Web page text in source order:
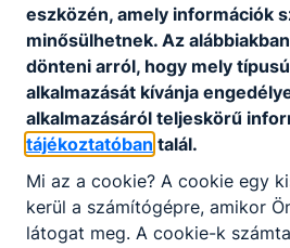
Nemzeti Színház, határon innen és
„Nemzetiszínháztörténeti”
csapatok vehettek részt. Iskolánkat
csapata képviselte: Balázsi Bence,
Szathmáry Emma és Varga Zsolt
2026. jún. 3.
Bujdosó Gábor
eszközén, amely információk
minősülhetnek. Az
dönteni arról, hogy mely
alkalmazását kívánja
alkalmazásáról teljeskörű
tájékoztatóban talál.
Mi az a cookie? A cookie egy
kerül a számítógépre, amikor
látogat meg. A cookie-k